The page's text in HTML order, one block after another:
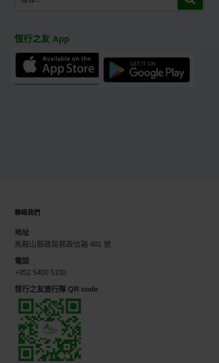
尋
字:
恆行之友 App
聯絡我們
地址
馬鞍山郵政局郵政信箱 481 號
電話
+852 5400 5100
恆行之友旅行隊 QR code